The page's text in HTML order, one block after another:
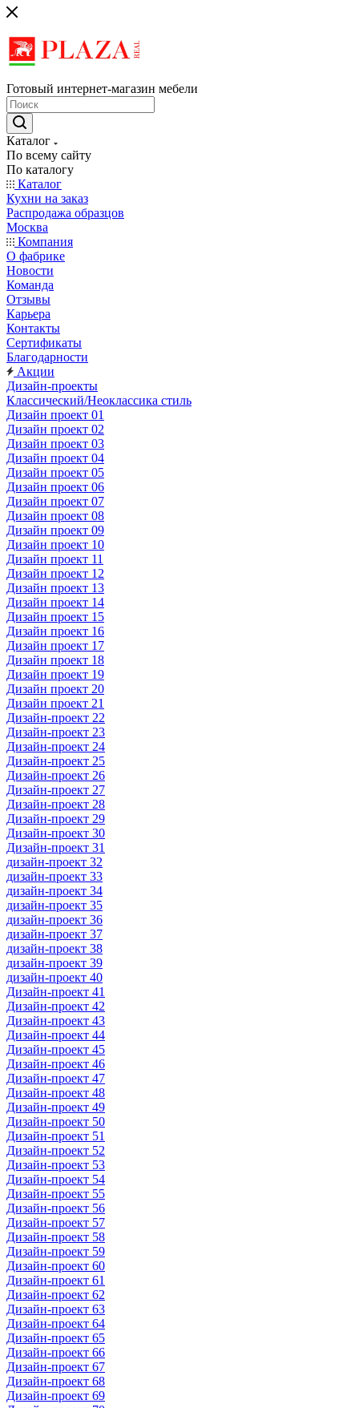
Готовый интернет-магазин мебели
Каталог
По всему сайту
По каталогу
Каталог
Кухни на заказ
Распродажа образцов
Москва
Компания
О фабрике
Новости
Команда
Отзывы
Карьера
Контакты
Сертификаты
Благодарности
Акции
Дизайн-проекты
Классический/Неоклассика стиль
Дизайн проект 01
Дизайн проект 02
Дизайн проект 03
Дизайн проект 04
Дизайн проект 05
Дизайн проект 06
Дизайн проект 07
Дизайн проект 08
Дизайн проект 09
Дизайн проект 10
Дизайн проект 11
Дизайн проект 12
Дизайн проект 13
Дизайн проект 14
Дизайн проект 15
Дизайн проект 16
Дизайн проект 17
Дизайн проект 18
Дизайн проект 19
Дизайн проект 20
Дизайн проект 21
Дизайн-проект 22
Дизайн-проект 23
Дизайн-проект 24
Дизайн-проект 25
Дизайн-проект 26
Дизайн-проект 27
Дизайн-проект 28
Дизайн-проект 29
Дизайн-проект 30
Дизайн-проект 31
дизайн-проект 32
дизайн-проект 33
дизайн-проект 34
дизайн-проект 35
дизайн-проект 36
дизайн-проект 37
дизайн-проект 38
дизайн-проект 39
дизайн-проект 40
Дизайн-проект 41
Дизайн-проект 42
Дизайн-проект 43
Дизайн-проект 44
Дизайн-проект 45
Дизайн-проект 46
Дизайн-проект 47
Дизайн-проект 48
Дизайн-проект 49
Дизайн-проект 50
Дизайн-проект 51
Дизайн-проект 52
Дизайн-проект 53
Дизайн-проект 54
Дизайн-проект 55
Дизайн-проект 56
Дизайн-проект 57
Дизайн-проект 58
Дизайн-проект 59
Дизайн-проект 60
Дизайн-проект 61
Дизайн-проект 62
Дизайн-проект 63
Дизайн-проект 64
Дизайн-проект 65
Дизайн-проект 66
Дизайн-проект 67
Дизайн-проект 68
Дизайн-проект 69